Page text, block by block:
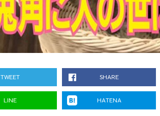
TWEET SHARE
LINE HATENA